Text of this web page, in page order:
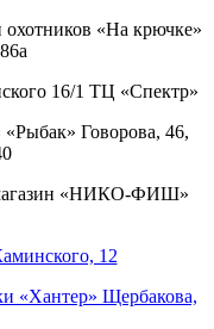
«На крючке»
16/1 ТЦ «Спектр»
Говорова, 46,
«НИКО-ФИШ»
12
«Хантер» Щербакова,